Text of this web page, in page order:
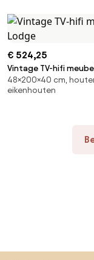
€ 524,25
Vintage TV-hifi
48×200×40 cm,
eikenhouten